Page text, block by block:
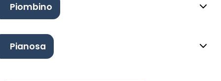
Piombino
Pianosa